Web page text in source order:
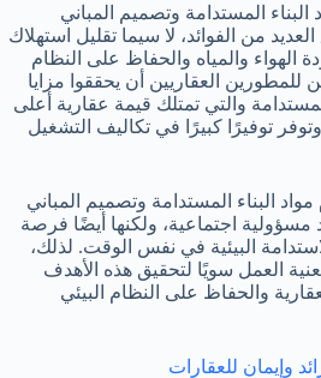
البناء المستدامة وتصميم المباني
من الفوائد، لا سيما تقليل استهلاك
الهواء والمياه والحفاظ على النظام
للمطورين العقاريين أن يحققوا مزايا
والتي تمتلك قيمة عقارية أعلى
توفيرًا كبيرًا في تكاليف التشغيل
البناء المستدامة وتصميم المباني
اجتماعية، ولكنها أيضًا فرصة
البيئية في نفس الوقت. لذلك،
العمل سويًا لتحقيق هذه الأهدف
والحفاظ على النظام البيئي
وإيمان للعقارات